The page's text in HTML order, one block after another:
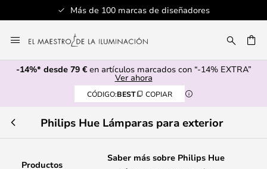
Más de 100 marcas de diseñadores
al
contenido
-14%* desde 79 €en artículos marcados con “-14% EXTRA”
Ver ahora
CÓDIGO:BEST COPIAR
Philips Hue Lámparas para exterior
Productos
Saber más sobre Philips Hue